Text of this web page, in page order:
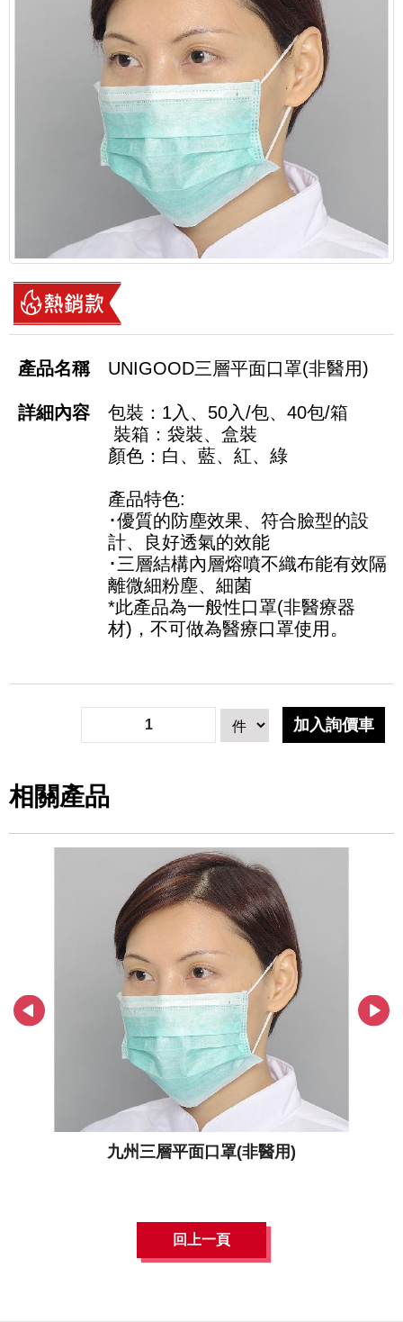
UNIGOOD三層平面口罩(非醫用)
包裝：1入、50入/包、40包/箱
裝箱：袋裝、盒裝
顏色：白、藍、紅、綠
產品特色:
･優質的防塵效果、符合臉型的設
計、良好透氣的效能
･三層結構內層熔噴不織布能有效隔
離微細粉塵、細菌
*此產品為一般性口罩(非醫療器
材)，不可做為醫療口罩使用。
相關產品
九州三層平面口罩(非醫用)
回上一頁